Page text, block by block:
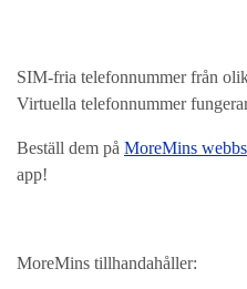
SIM-fria telefonnummer från
Virtuella telefonnummer
Beställ dem på MoreMins
app!
MoreMins tillhandahåller: